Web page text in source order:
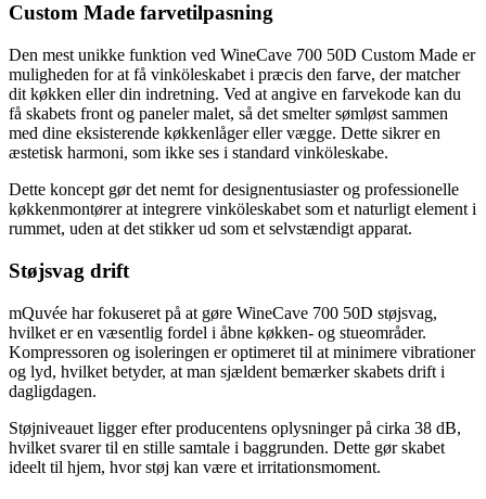
Custom Made farvetilpasning
Den mest unikke funktion ved WineCave 700 50D Custom Made er
muligheden for at få vinköleskabet i præcis den farve, der matcher
dit køkken eller din indretning. Ved at angive en farvekode kan du
få skabets front og paneler malet, så det smelter sømløst sammen
med dine eksisterende køkkenlåger eller vægge. Dette sikrer en
æstetisk harmoni, som ikke ses i standard vinköleskabe.
Dette koncept gør det nemt for designentusiaster og professionelle
køkkenmontører at integrere vinköleskabet som et naturligt element i
rummet, uden at det stikker ud som et selvstændigt apparat.
Støjsvag drift
mQuvée har fokuseret på at gøre WineCave 700 50D støjsvag,
hvilket er en væsentlig fordel i åbne køkken- og stueområder.
Kompressoren og isoleringen er optimeret til at minimere vibrationer
og lyd, hvilket betyder, at man sjældent bemærker skabets drift i
dagligdagen.
Støjniveauet ligger efter producentens oplysninger på cirka 38 dB,
hvilket svarer til en stille samtale i baggrunden. Dette gør skabet
ideelt til hjem, hvor støj kan være et irritationsmoment.